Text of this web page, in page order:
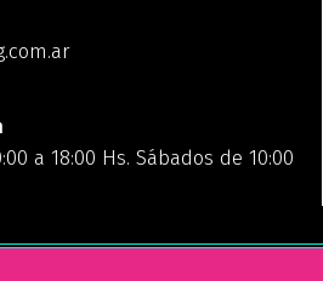
a 18:00 Hs. Sábados de 10:00